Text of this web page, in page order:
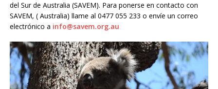
del Sur de Australia (SAVEM). Para ponerse en contacto con
SAVEM, ( Australia) llame al 0477 055 233 o envíe un correo
electrónico a info@savem.org.au